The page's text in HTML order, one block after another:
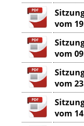
vom
vom
vom
vom